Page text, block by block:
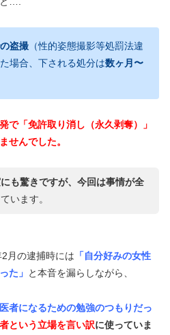
盗撮 （性的姿態撮影等処罰法違
場合、下される処分は数ヶ月〜
で「免許取り消し（永久剥奪）」
せんでした。
も驚きですが、今回は事情が全
います。
月の逮捕時には 「自分好みの女性
た」 と本音を漏らしながら、
者になるための勉強のつもりだっ
という立場を言い訳に使っていま